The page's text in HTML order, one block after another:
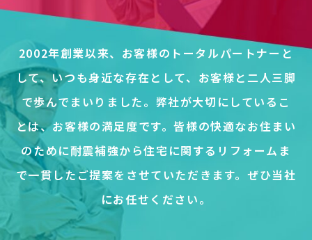
2002年創業以来、お客様のトータルパートナーと
して、いつも身近な存在として、お客様と二人三脚
で歩んでまいりました。 弊社が大切にしているこ
とは、お客様の満足度です。皆様の快適なお住まい
のために耐震補強から住宅に関するリフォームま
で一貫したご提案をさせていただきます。 ぜひ当社
にお任せください。